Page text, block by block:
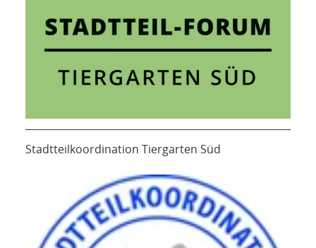
Stadtteilkoordination Tiergarten Süd